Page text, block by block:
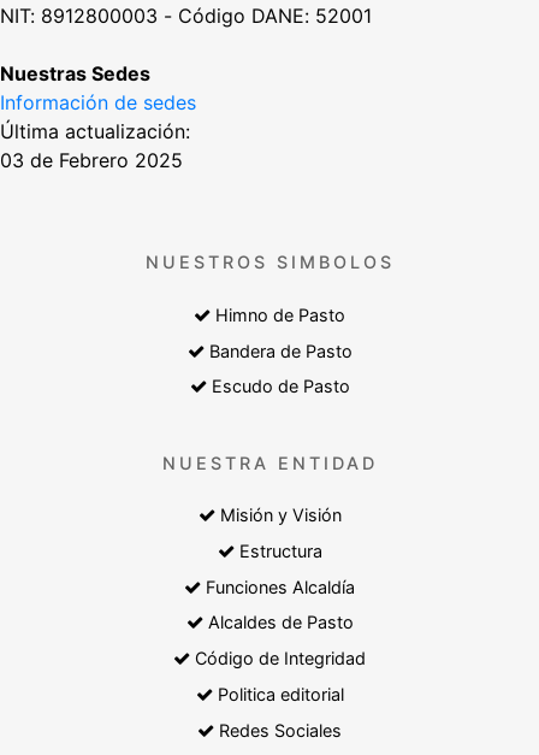
NIT: 8912800003 - Código DANE: 52001
Nuestras Sedes
Información de sedes
Última actualización:
03 de Febrero 2025
NUESTROS SIMBOLOS
Himno de Pasto
Bandera de Pasto
Escudo de Pasto
NUESTRA ENTIDAD
Misión y Visión
Estructura
Funciones Alcaldía
Alcaldes de Pasto
Código de Integridad
Politica editorial
Redes Sociales